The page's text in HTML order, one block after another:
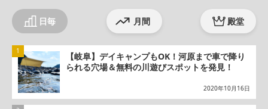
日毎 月間 殿堂
【岐阜】デイキャンプもOK！河原まで車で降り
られる穴場＆無料の川遊びスポットを発見！
2020年10月16日